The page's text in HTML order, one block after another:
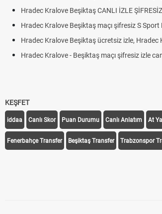
Hradec Kralove Beşiktaş CANLI İZLE
Hradec Kralove Beşiktaş maçı şifresiz S
Hradec Kralove Beşiktaş ücretsiz izle, Hradec
Hradec Kralove - Beşiktaş maçı şifresiz izle
KEŞFET
iddaa Canlı Skor Puan Durumu Canlı Anlatım At
Fenerbahçe Transfer Beşiktaş Transfer Trabzonspor